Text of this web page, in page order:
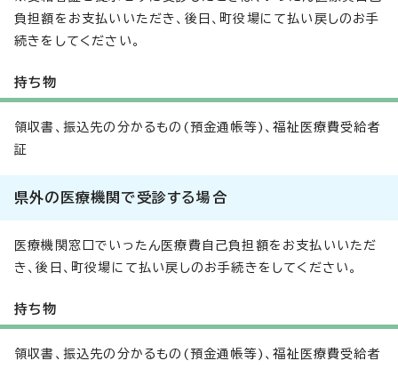
負担額をお支払いいただき、後日、町役場にて払い戻しのお手
続きをしてください。
持ち物
領収書、振込先の分かるもの(預金通帳等)、福祉医療費受給者
証
県外の医療機関で受診する場合
医療機関窓口でいったん医療費自己負担額をお支払いいただ
き、後日、町役場にて払い戻しのお手続きをしてください。
持ち物
領収書、振込先の分かるもの(預金通帳等)、福祉医療費受給者